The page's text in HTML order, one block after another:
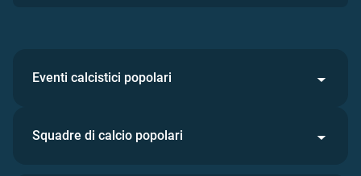
Eventi calcistici popolari
Squadre di calcio popolari